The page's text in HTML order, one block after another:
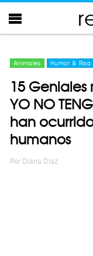
Animales Humor & Risa
15 Geniales
YO NO
han
humanos
Por Diana Diaz